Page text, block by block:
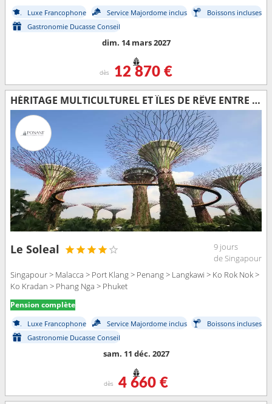
Luxe Francophone Service Majordome inclus
Boissons incluses
Gastronomie Ducasse Conseil
dim. 14 mars 2027
dès 12 870 €
HÉRITAGE MULTICULTUREL ET ÎLES DE RÊVE ENTRE MALAISIE ET THAÏLANDE
Le Soleal
9 jours
de Singapour
Singapour > Malacca > Port Klang > Penang > Langkawi > Ko Rok Nok >
Ko Kradan > Phang Nga > Phuket
Pension complète
Luxe Francophone Service Majordome inclus
Boissons incluses
Gastronomie Ducasse Conseil
sam. 11 déc. 2027
dès 4 660 €